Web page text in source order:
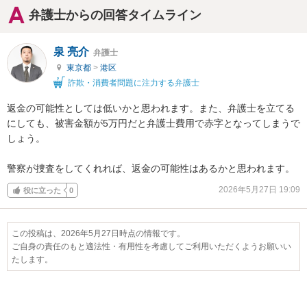
弁護士からの回答タイムライン
泉 亮介 弁護士
東京都 > 港区
詐欺・消費者問題に注力する弁護士
返金の可能性としては低いかと思われます。また、弁護士を立てる
にしても、被害金額が5万円だと弁護士費用で赤字となってしまうで
しょう。
警察が捜査をしてくれれば、返金の可能性はあるかと思われます。
役に立った 0 2026年5月27日 19:09
この投稿は、2026年5月27日時点の情報です。
ご自身の責任のもと適法性・有用性を考慮してご利用いただくようお願いい
たします。